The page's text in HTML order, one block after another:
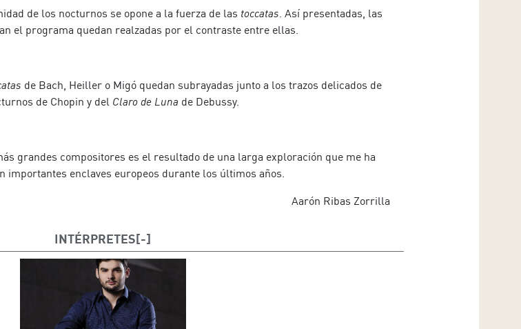
de los nocturnos se opone a la fuerza de las toccatas. Así presentadas, las
el programa quedan realzadas por el contraste entre ellas.
de Bach, Heiller o Migó quedan subrayadas junto a los trazos delicados de
de Chopin y del Claro de Luna de Debussy.
grandes compositores es el resultado de una larga exploración que me ha
importantes enclaves europeos durante los últimos años.
Aarón Ribas Zorrilla
INTÉRPRETES